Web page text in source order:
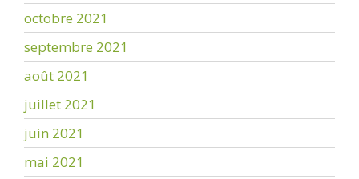
octobre 2021
septembre 2021
août 2021
juillet 2021
juin 2021
mai 2021